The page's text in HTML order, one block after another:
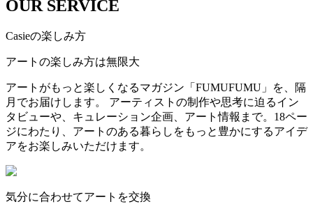
OUR SERVICE
Casieの楽しみ方
アートの楽しみ方は無限大
アートがもっと楽しくなるマガジン「FUMUFUMU」を、隔
月でお届けします。 アーティストの制作や思考に迫るイン
タビューや、キュレーション企画、アート情報まで。18ペー
ジにわたり、アートのある暮らしをもっと豊かにするアイデ
アをお楽しみいただけます。
気分に合わせてアートを交換